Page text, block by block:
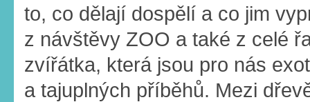
to, co dělají dospělí a co jim
z návštěvy ZOO a také z celé
zvířátka, která jsou pro nás
a tajuplných příběhů. Mezi